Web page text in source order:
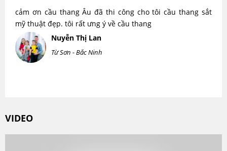
cảm ơn cầu thang Âu đã thi công cho tôi cầu thang sắt
mỹ thuật đẹp. tôi rất ưng ý về cầu thang
Nuyễn Thị Lan
Từ Sơn - Bắc Ninh
VIDEO